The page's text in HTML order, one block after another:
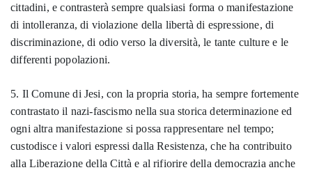
cittadini, e contrasterà sempre qualsiasi forma o manifestazione
di intolleranza, di violazione della libertà di espressione, di
discriminazione, di odio verso la diversità, le tante culture e le
differenti popolazioni.
5. Il Comune di Jesi, con la propria storia, ha sempre fortemente
contrastato il nazi-fascismo nella sua storica determinazione ed
ogni altra manifestazione si possa rappresentare nel tempo;
custodisce i valori espressi dalla Resistenza, che ha contribuito
alla Liberazione della Città e al rifiorire della democrazia anche